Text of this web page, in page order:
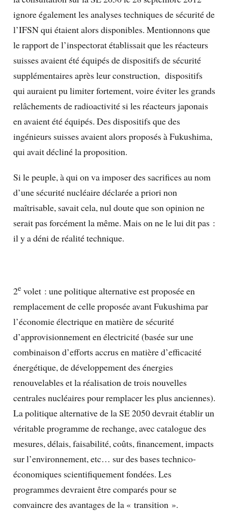
ignore également les analyses techniques de sécurité de
l’IFSN qui étaient alors disponibles. Mentionnons que
le rapport de l’inspectorat établissait que les réacteurs
suisses avaient été équipés de dispositifs de sécurité
supplémentaires après leur construction, dispositifs
qui auraient pu limiter fortement, voire éviter les grands
relâchements de radioactivité si les réacteurs japonais
en avaient été équipés. Des dispositifs que des
ingénieurs suisses avaient alors proposés à Fukushima,
qui avait décliné la proposition.
Si le peuple, à qui on va imposer des sacrifices au nom
d’une sécurité nucléaire déclarée a priori non
maîtrisable, savait cela, nul doute que son opinion ne
serait pas forcément la même. Mais on ne le lui dit pas :
il y a déni de réalité technique.
2evolet : une politique alternative est proposée en
remplacement de celle proposée avant Fukushima par
l’économie électrique en matière de sécurité
d’approvisionnement en électricité (basée sur une
combinaison d’efforts accrus en matière d’efficacité
énergétique, de développement des énergies
renouvelables et la réalisation de trois nouvelles
centrales nucléaires pour remplacer les plus anciennes).
La politique alternative de la SE 2050 devrait établir un
véritable programme de rechange, avec catalogue des
mesures, délais, faisabilité, coûts, financement, impacts
sur l’environnement, etc… sur des bases technico-
économiques scientifiquement fondées. Les
programmes devraient être comparés pour se
convaincre des avantages de la « transition ».